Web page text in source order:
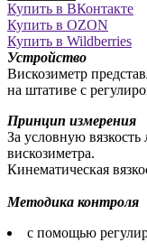
Купить в ВКонтакте
Купить в OZON
Купить в Wildberries
Устройство
Вискозиметр
на штативе с
Принцип измерения
За условную
вискозиметра.
Кинематическая
Методика контроля
с помощью